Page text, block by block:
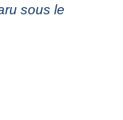
sous le